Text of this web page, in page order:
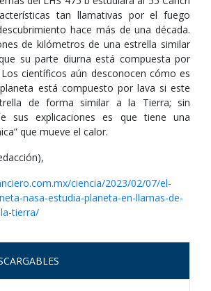
tan llamativas por el fuego
hace más de una década.
de kilómetros de una estrella similar
su parte diurna está compuesta por
científicos aún desconocen cómo es
está compuesto por lava si este
de forma similar a la Tierra; sin
sus explicaciones es que tiene una
que mueve el calor.
ciencia/2023/02/07/el-
nasa-estudia-planeta-en-llamas-de-
tierra/